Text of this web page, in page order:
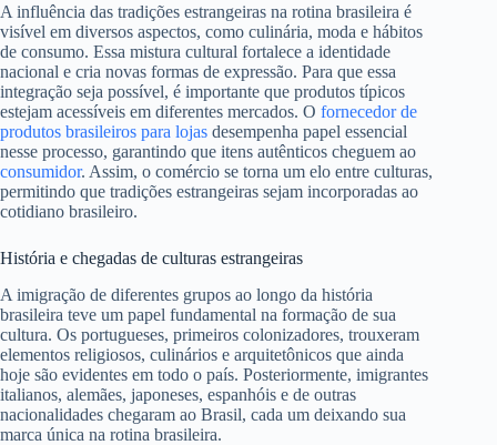
A influência das tradições estrangeiras na rotina brasileira é
visível em diversos aspectos, como culinária, moda e hábitos
de consumo. Essa mistura cultural fortalece a identidade
nacional e cria novas formas de expressão. Para que essa
integração seja possível, é importante que produtos típicos
estejam acessíveis em diferentes mercados. O fornecedor de
produtos brasileiros para lojas desempenha papel essencial
nesse processo, garantindo que itens autênticos cheguem ao
consumidor. Assim, o comércio se torna um elo entre culturas,
permitindo que tradições estrangeiras sejam incorporadas ao
cotidiano brasileiro.
História e chegadas de culturas estrangeiras
A imigração de diferentes grupos ao longo da história
brasileira teve um papel fundamental na formação de sua
cultura. Os portugueses, primeiros colonizadores, trouxeram
elementos religiosos, culinários e arquitetônicos que ainda
hoje são evidentes em todo o país. Posteriormente, imigrantes
italianos, alemães, japoneses, espanhóis e de outras
nacionalidades chegaram ao Brasil, cada um deixando sua
marca única na rotina brasileira.